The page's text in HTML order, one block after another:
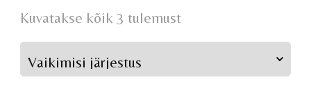
Kuvatakse kõik 3 tulemust